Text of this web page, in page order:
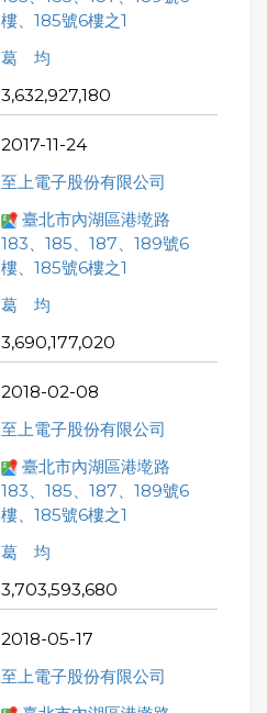
樓、185號6樓之1
葛 均
3,632,927,180
2017-11-24
至上電子股份有限公司
臺北市內湖區港墘路
183、185、187、189號6
樓、185號6樓之1
葛 均
3,690,177,020
2018-02-08
至上電子股份有限公司
臺北市內湖區港墘路
183、185、187、189號6
樓、185號6樓之1
葛 均
3,703,593,680
2018-05-17
至上電子股份有限公司